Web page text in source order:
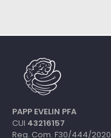
PAPP EVELIN PFA
CUI 43216157
Reg. Com. F30/444/2020